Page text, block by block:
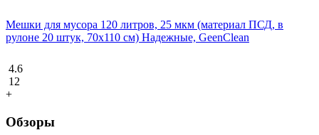
Мешки для мусора 120 литров, 25 мкм (материал ПСД, в
рулоне 20 штук, 70x110 см) Надежные, GeenClean
4.6
12
+
Обзоры